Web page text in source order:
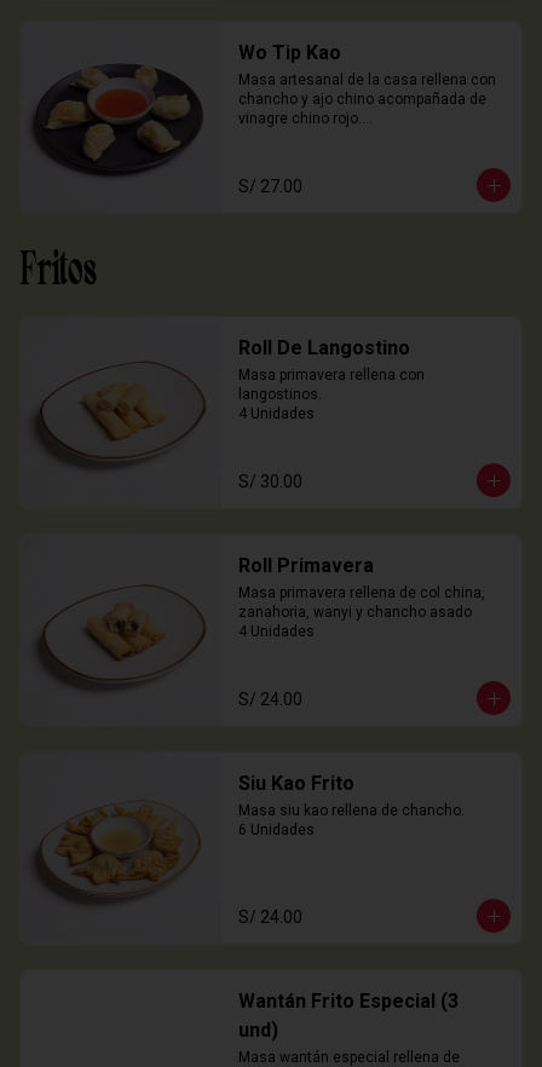
Wo Tip Kao
Masa artesanal de la casa rellena con
chancho y ajo chino acompañada de
vinagre chino rojo.
S/ 27.00
Fritos
Roll De Langostino
Masa primavera rellena con
langostinos.
4 Unidades
S/ 30.00
Roll Primavera
Masa primavera rellena de col china,
zanahoria, wanyi y chancho asado
4 Unidades
S/ 24.00
Siu Kao Frito
Masa siu kao rellena de chancho.
6 Unidades
S/ 24.00
Wantán Frito Especial (3
und)
Masa wantán especial rellena de